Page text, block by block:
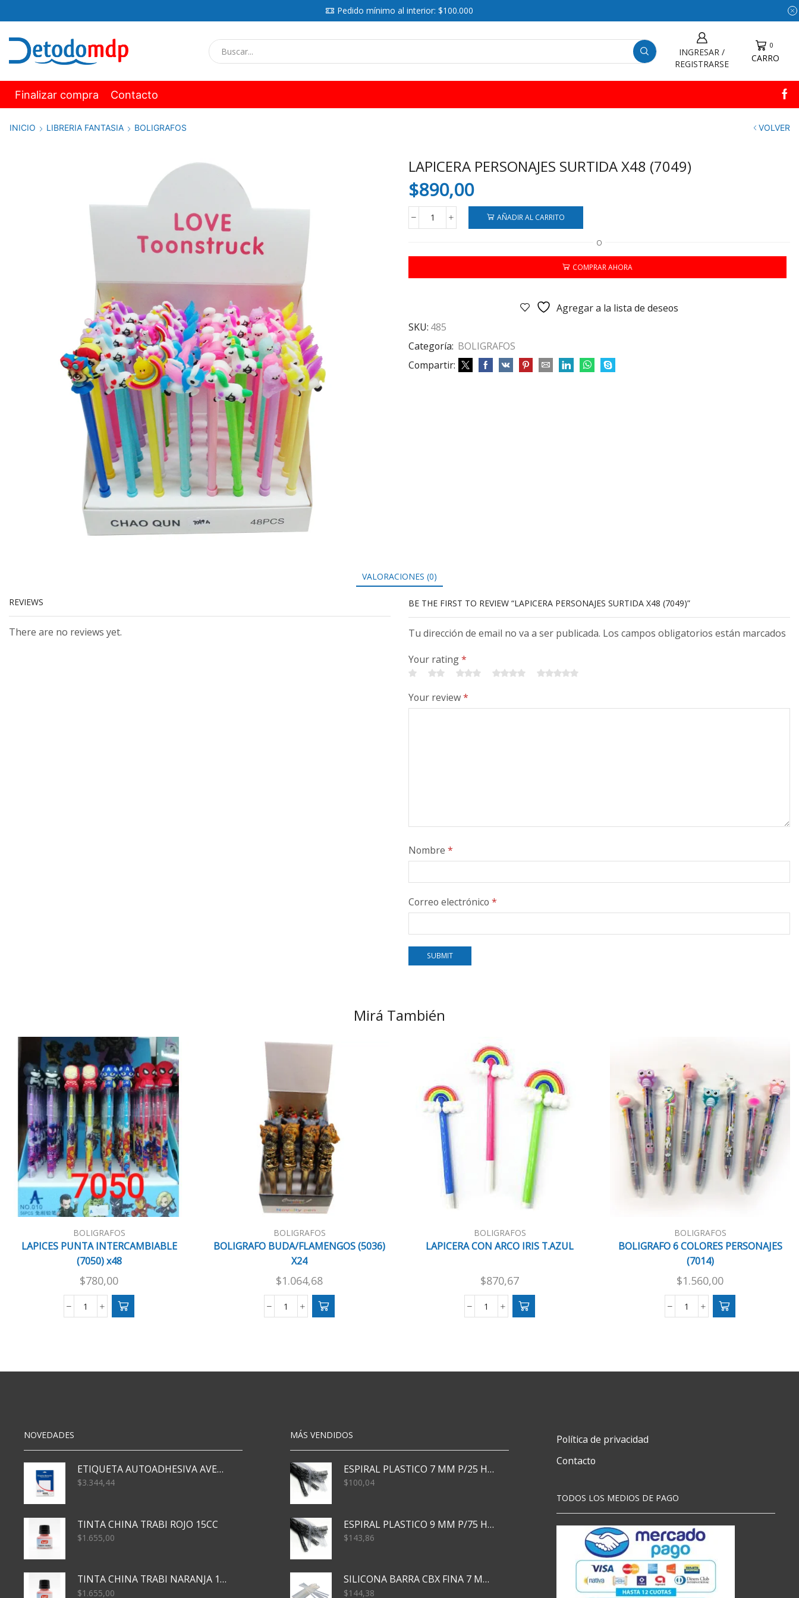
Pedido mínimo al interior: $100.000
INGRESAR /
REGISTRARSE
0
CARRO
Finalizar compra Contacto
INICIO LIBRERIA FANTASIA BOLIGRAFOS VOLVER
LAPICERA PERSONAJES SURTIDA X48 (7049)
$890,00
LAPICERA
X48
cantidad
AÑADIR AL CARRITO
O
COMPRAR AHORA
Agregar a la lista de deseos
SKU: 485
Categoría: BOLIGRAFOS
Compartir:
VALORACIONES (0)
REVIEWS
There are no reviews yet.
BE THE FIRST TO REVIEW “LAPICERA PERSONAJES SURTIDA X48 (7049)”
Tu dirección de email no va a ser publicada. Los campos obligatorios están marcados
Your rating*
Your review*
Nombre *
Correo electrónico *
Mirá También
BOLIGRAFOS
LAPICES PUNTA INTERCAMBIABLE
(7050) x48
$780,00
LAPICES
cantidad
BOLIGRAFOS
BOLIGRAFO BUDA/FLAMENGOS (5036)
X24
$1.064,68
BOLIGRAFO
BOLIGRAFOS
LAPICERA CON ARCO IRIS T.AZUL
$870,67
LAPICERA
cantidad
BOLIGRAFOS
BOLIGRAFO 6 COLORES PERSONAJES
(7014)
$1.560,00
BOLIGRAFO
cantidad
NOVEDADES
ETIQUETA AUTOADHESIVA AVERY 3026 30H 20 X 70
$3.344,44
TINTA CHINA TRABI ROJO 15CC
$1.655,00
TINTA CHINA TRABI NARANJA 15CC
$1.655,00
MÁS VENDIDOS
ESPIRAL PLASTICO 7 MM P/25 HJS X50x3000
$100,04
ESPIRAL PLASTICO 9 MM P/75 HJS X50X2400
$143,86
SILICONA BARRA CBX FINA 7 MM 28 CM
$144,38
Política de privacidad
Contacto
TODOS LOS MEDIOS DE PAGO